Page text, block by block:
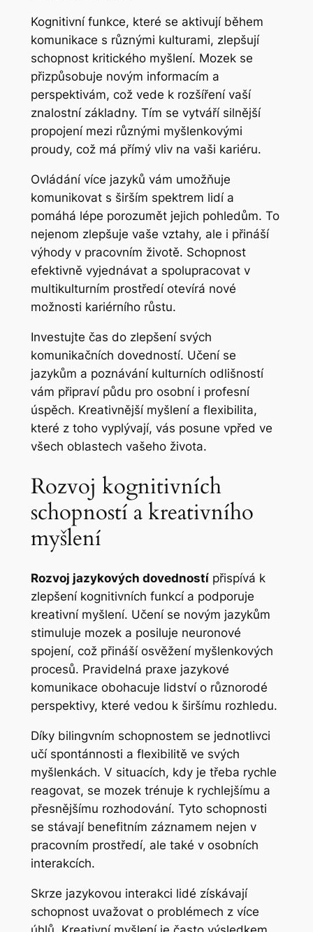
Kognitivní funkce, které se aktivují během
komunikace s různými kulturami, zlepšují
schopnost kritického myšlení. Mozek se
přizpůsobuje novým informacím a
perspektivám, což vede k rozšíření vaší
znalostní základny. Tím se vytváří silnější
propojení mezi různými myšlenkovými
proudy, což má přímý vliv na vaši kariéru.
Ovládání více jazyků vám umožňuje
komunikovat s širším spektrem lidí a
pomáhá lépe porozumět jejich pohledům. To
nejenom zlepšuje vaše vztahy, ale i přináší
výhody v pracovním životě. Schopnost
efektivně vyjednávat a spolupracovat v
multikulturním prostředí otevírá nové
možnosti kariérního růstu.
Investujte čas do zlepšení svých
komunikačních dovedností. Učení se
jazykům a poznávání kulturních odlišností
vám připraví půdu pro osobní i profesní
úspěch. Kreativnější myšlení a flexibilita,
které z toho vyplývají, vás posune vpřed ve
všech oblastech vašeho života.
Rozvoj kognitivních
schopností a kreativního
myšlení
Rozvoj jazykových dovednostípřispívá k
zlepšení kognitivních funkcía podporuje
kreativní myšlení. Učení se novým jazykům
stimuluje mozek a posiluje neuronové
spojení, což přináší osvěžení myšlenkových
procesů. Pravidelná praxe jazykové
komunikace obohacuje lidství o různorodé
perspektivy, které vedou k širšímu rozhledu.
Díky bilingvním schopnostem se jednotlivci
učí spontánnosti a flexibilitě ve svých
myšlenkách. V situacích, kdy je třeba rychle
reagovat, se mozek trénuje k rychlejšímu a
přesnějšímu rozhodování. Tyto schopnosti
se stávají benefitním záznamem nejen v
pracovním prostředí, ale také v osobních
interakcích.
Skrze jazykovou interakci lidé získávají
schopnost uvažovat o problémech z více